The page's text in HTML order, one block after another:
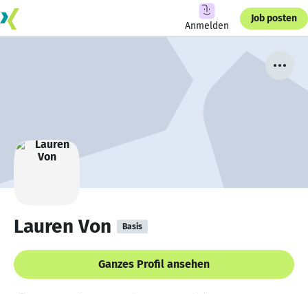
Anmelden
Job posten
Lauren Von Basis
Ganzes Profil ansehen